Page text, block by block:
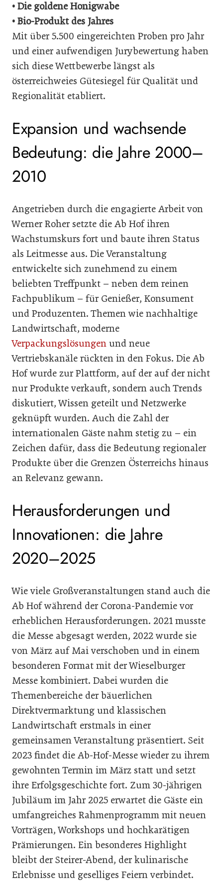
• Die goldene Honigwabe
• Bio-Produkt des Jahres
Mit über 5.500 eingereichten Proben pro Jahr
und einer aufwendigen Jurybewertung haben
sich diese Wettbewerbe längst als
österreichweies Gütesiegel für Qualität und
Regionalität etabliert.
Expansion und wachsende
Bedeutung: die Jahre 2000–
2010
Angetrieben durch die engagierte Arbeit von
Werner Roher setzte die Ab Hof ihren
Wachstumskurs fort und baute ihren Status
als Leitmesse aus. Die Veranstaltung
entwickelte sich zunehmend zu einem
beliebten Treffpunkt – neben dem reinen
Fachpublikum – für Genießer, Konsument
und Produzenten. Themen wie nachhaltige
Landwirtschaft, moderne
Verpackungslösungen und neue
Vertriebskanäle rückten in den Fokus. Die Ab
Hof wurde zur Plattform, auf der auf der nicht
nur Produkte verkauft, sondern auch Trends
diskutiert, Wissen geteilt und Netzwerke
geknüpft wurden. Auch die Zahl der
internationalen Gäste nahm stetig zu – ein
Zeichen dafür, dass die Bedeutung regionaler
Produkte über die Grenzen Österreichs hinaus
an Relevanz gewann.
Herausforderungen und
Innovationen: die Jahre
2020–2025
Wie viele Großveranstaltungen stand auch die
Ab Hof während der Corona-Pandemie vor
erheblichen Herausforderungen. 2021 musste
die Messe abgesagt werden, 2022 wurde sie
von März auf Mai verschoben und in einem
besonderen Format mit der Wieselburger
Messe kombiniert. Dabei wurden die
Themenbereiche der bäuerlichen
Direktvermarktung und klassischen
Landwirtschaft erstmals in einer
gemeinsamen Veranstaltung präsentiert. Seit
2023 findet die Ab-Hof-Messe wieder zu ihrem
gewohnten Termin im März statt und setzt
ihre Erfolgsgeschichte fort. Zum 30-jährigen
Jubiläum im Jahr 2025 erwartet die Gäste ein
umfangreiches Rahmenprogramm mit neuen
Vorträgen, Workshops und hochkarätigen
Prämierungen. Ein besonderes Highlight
bleibt der Steirer-Abend, der kulinarische
Erlebnisse und geselliges Feiern verbindet.